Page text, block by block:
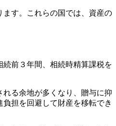
す。これらの国では、資産の
前３年間、相続時精算課税を
る余地が多くなり、贈与に抑
担を回避して財産を移転でき